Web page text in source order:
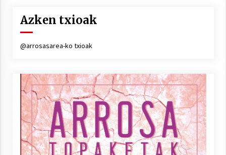
Azken txioak
@arrosasarea-ko txioak